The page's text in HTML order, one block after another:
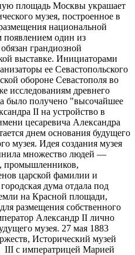
площадь Москвы украшает
музея, построенное в
национальной
один из
грандиозной
выставке. Инициаторами
ее Севастопольского
обороне Севастополя во
исследованиям древнего
было получено "высочайшее
II на устройство в
цесаревича Александра
днем основания будущего
музея. Идея создания музея
множество людей —
промышленников,
царской фамилии и
дума отдала под
на Красной площади,
размещения собственного
Александр II лично
музея. 27 мая 1883
Исторический музей
III с императрицей Марией